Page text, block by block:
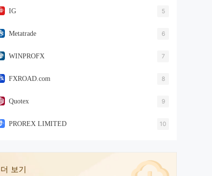
IG 5
Metatrade 6
WINPROFX 7
FXROAD.com 8
Quotex 9
PROREX LIMITED 10
더 보기